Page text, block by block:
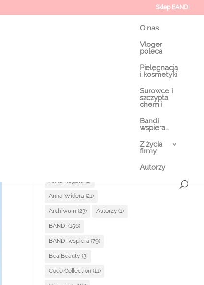
Sklep BANDI
O nas
Vloger
poleca
Pielęgnacja
i kosmetyki
Surowce i
szczypta
chemii
Bandi
wspiera…
Z życia
firmy
Autorzy
Anna Reguła(2)
Anna Widera (21)
Archiwum (23) Autorzy (1)
BANDI (156)
BANDI wspiera (79)
Bea Beauty (3)
Coco Collection (11)